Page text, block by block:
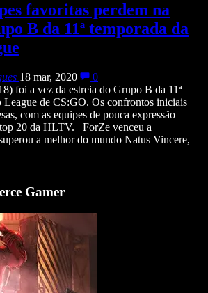
favoritas perdem na
B da 11ª temporada da
18 mar, 2020
0
foi a vez da estreia do Grupo B da 11ª
League de CS:GO. Os confrontos iniciais
com as equipes de pouca expressão
20 da HLTV. ForZe venceu a
a melhor do mundo Natus Vincere,
Gamer